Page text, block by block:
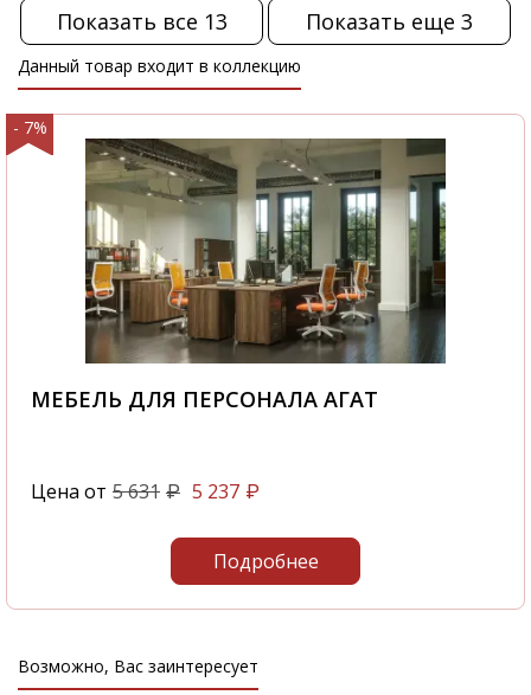
Показать все 13 Показать еще 3
Данный товар входит в коллекцию
- 7%
МЕБЕЛЬ ДЛЯ ПЕРСОНАЛА АГАТ
Цена от 5 631 ₽ 5 237 ₽
Подробнее
Возможно, Вас заинтересует